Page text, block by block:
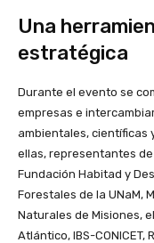
Una
estratégica
Durante el evento se
empresas e
ambientales, científicas
ellas, representantes
Fundación Habitad y
Forestales de la UNaM,
Naturales de Misiones,
Atlántico, IBS-CONICET,